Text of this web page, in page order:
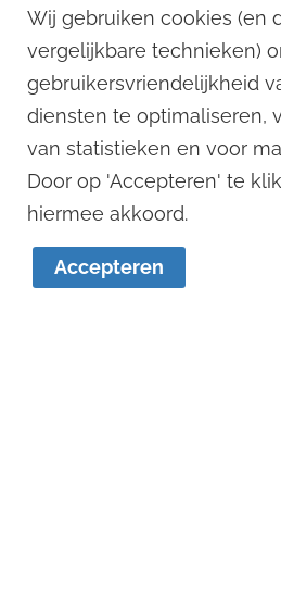
KVK: 70471576
Wij gebruiken cookies (en
vergelijkbare technieken)
gebruikersvriendelijkheid
diensten te optimaliseren,
van statistieken en voor
Door op 'Accepteren' te
hiermee akkoord.
Accepteren